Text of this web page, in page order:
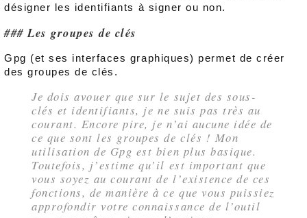
désigner les identifiants à signer ou non.
Les groupes de clés
Gpg (et ses interfaces graphiques) permet de créer
des groupes de clés.
Je dois avouer que sur le sujet des sous-
clés et identifiants, je ne suis pas très au
courant. Encore pire, je n’ai aucune idée de
ce que sont les groupes de clés ! Mon
utilisation de Gpg est bien plus basique.
Toutefois, j’estime qu’il est important que
vous soyez au courant de l’existence de ces
fonctions, de manière à ce que vous puissiez
approfondir votre connaissance de l’outil